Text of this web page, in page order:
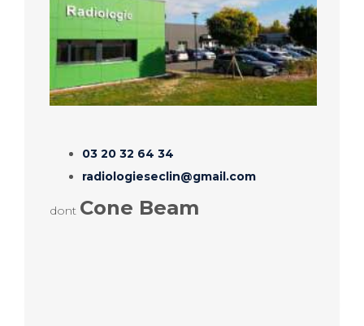
03 20 32 64 34
radiologieseclin@gmail.com
dont Cone Beam